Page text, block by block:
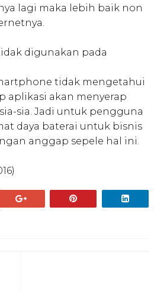
lagi maka lebih baik non
digunakan pada
tidak mengetahui
aplikasi akan menyerap
sia. Jadi untuk pengguna
daya baterai untuk bisnis
anggap sepele hal ini.